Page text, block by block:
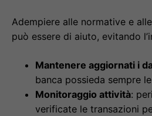
Adempiere alle normative e
può essere di aiuto, evitando
Mantenere aggiornati i
banca possieda sempre
Monitoraggio attività:
verificate le transazioni